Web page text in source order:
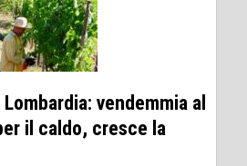
vendemmia al
il caldo, cresce la